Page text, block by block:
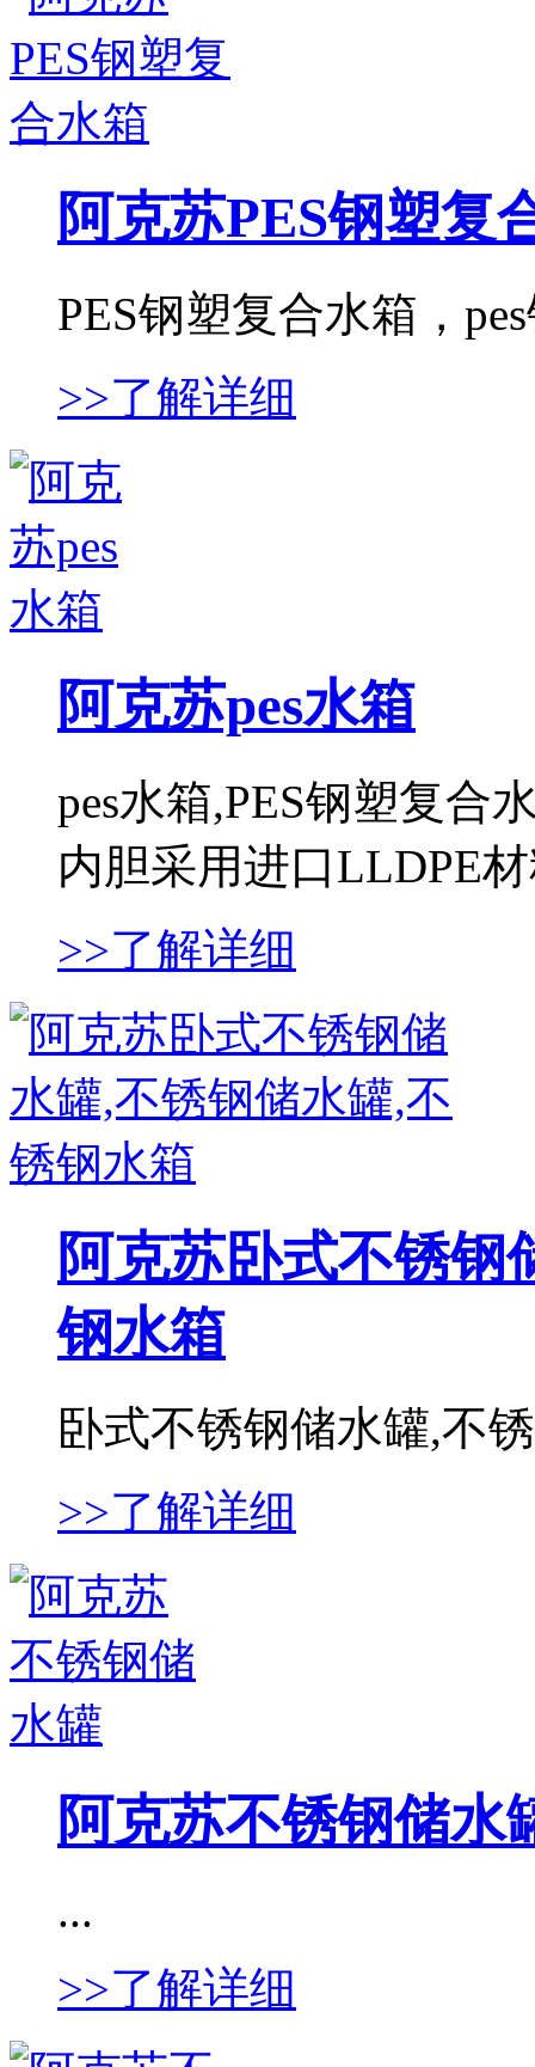
阿克苏PES钢塑复
PES钢塑复合水箱，
>>了解详细
阿克苏pes水箱
pes水箱,PES钢塑复合
内胆采用进口LLDPE
>>了解详细
阿克苏卧式不锈钢
钢水箱
卧式不锈钢储水罐,不
>>了解详细
阿克苏不锈钢储水
...
>>了解详细